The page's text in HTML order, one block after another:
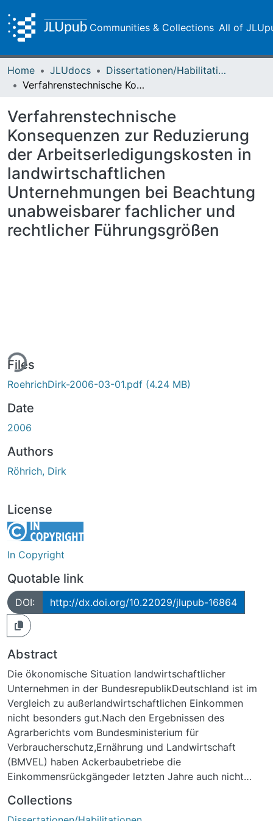
Communities & Collections All of
Home JLUdocs
Dissertationen/Habilitationen
Verfahrenstechnische Konsequenzen zur Reduzierung der Arbeitserledigungskosten in landwirtschaftlichen Unternehmungen bei Beachtung unabweisbarer fachlicher und rechtlicher Führungsgrößen
Verfahrenstechnische
Konsequenzen zur Reduzierung
der Arbeitserledigungskosten in
landwirtschaftlichen
Unternehmungen bei Beachtung
unabweisbarer fachlicher und
rechtlicher Führungsgrößen
Files
RoehrichDirk-2006-03-01.pdf (4.24 MB)
Date
2006
Authors
Röhrich, Dirk
License
In Copyright
Quotable link
DOI: http://dx.doi.org/10.22029/jlupub-16864
Abstract
Die ökonomische Situation landwirtschaftlicher
Unternehmen in der BundesrepublikDeutschland ist im
Vergleich zu außerlandwirtschaftlichen Einkommen
nicht besonders gut.Nach den Ergebnissen des
Agrarberichts vom Bundesministerium für
Verbraucherschutz,Ernährung und Landwirtschaft
(BMVEL) haben Ackerbaubetriebe die
Einkommensrückgängeder letzten Jahre auch nicht
kompensierenkönnen. Aber auch
Collections